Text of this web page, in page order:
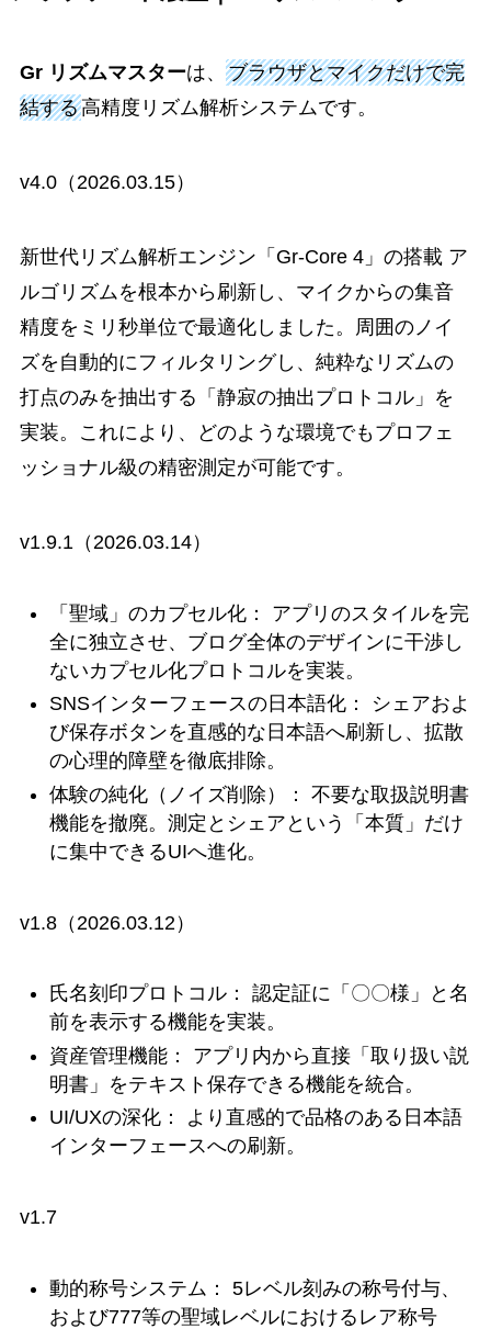
Gr リズムマスターは、 ブラウザとマイクだけで完
結する高精度リズム解析システムです。
v4.0（2026.03.15）
新世代リズム解析エンジン「Gr-Core 4」の搭載 ア
ルゴリズムを根本から刷新し、マイクからの集音
精度をミリ秒単位で最適化しました。周囲のノイ
ズを自動的にフィルタリングし、純粋なリズムの
打点のみを抽出する「静寂の抽出プロトコル」を
実装。これにより、どのような環境でもプロフェ
ッショナル級の精密測定が可能です。
v1.9.1（2026.03.14）
「聖域」のカプセル化： アプリのスタイルを完
全に独立させ、ブログ全体のデザインに干渉し
ないカプセル化プロトコルを実装。
SNSインターフェースの日本語化： シェアおよ
び保存ボタンを直感的な日本語へ刷新し、拡散
の心理的障壁を徹底排除。
体験の純化（ノイズ削除）： 不要な取扱説明書
機能を撤廃。測定とシェアという「本質」だけ
に集中できるUIへ進化。
v1.8（2026.03.12）
氏名刻印プロトコル： 認定証に「〇〇様」と名
前を表示する機能を実装。
資産管理機能： アプリ内から直接「取り扱い説
明書」をテキスト保存できる機能を統合。
UI/UXの深化： より直感的で品格のある日本語
インターフェースへの刷新。
v1.7
動的称号システム： 5レベル刻みの称号付与、
および777等の聖域レベルにおけるレア称号